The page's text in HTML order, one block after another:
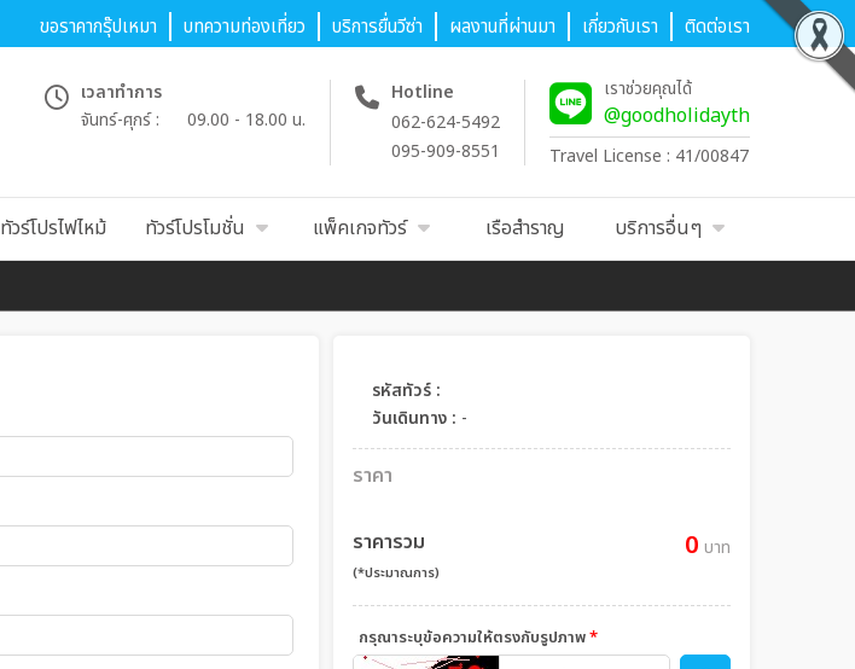
ขอราคากรุ๊ปเหมา บทความท่องเที่ยว บริการยื่นวีซ่า ผลงานที่ผ่านมา เกี่ยวกับเรา ติดต่อเรา
เวลาทำการ
จันทร์-ศุกร์ :
09.00 - 18.00 น.
Hotline
062-624-5492
095-909-8551
เราช่วยคุณได้
@goodholidayth
Travel License : 41/00847
ทัวร์โปรไฟไหม้ ทัวร์โปรโมชั่น แพ็คเกจทัวร์ เรือสำราญ บริการอื่นๆ
รหัสทัวร์ :
วันเดินทาง : -
ราคา
ราคารวม
(*ประมาณการ)
0 บาท
กรุณาระบุข้อความให้ตรงกับรูปภาพ*